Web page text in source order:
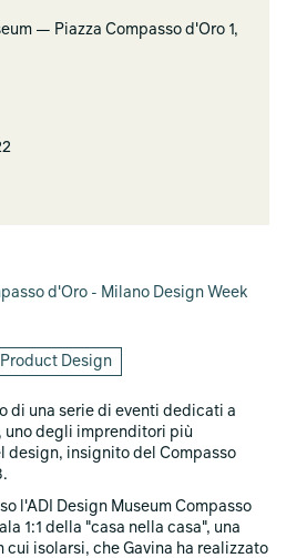
— Piazza Compasso d'Oro 1,
d'Oro - Milano Design Week
Product Design
di una serie di eventi dedicati a
uno degli imprenditori più
design, insignito del Compasso
l'ADI Design Museum Compasso
1:1 della "casa nella casa", una
isolarsi, che Gavina ha realizzato